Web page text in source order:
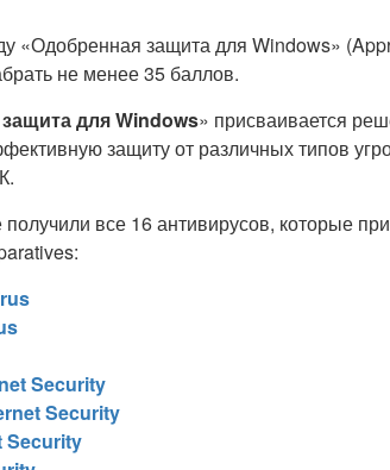
«Одобренная защита для Windows»
не менее 35 баллов.
для Windows» присваивается
защиту от различных типов
получили все 16 антивирусов, которые
Security
Security
Security